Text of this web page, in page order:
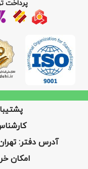
پرداخت
پشتیبانی
کارشناس
آدرس دفتر:
امکان